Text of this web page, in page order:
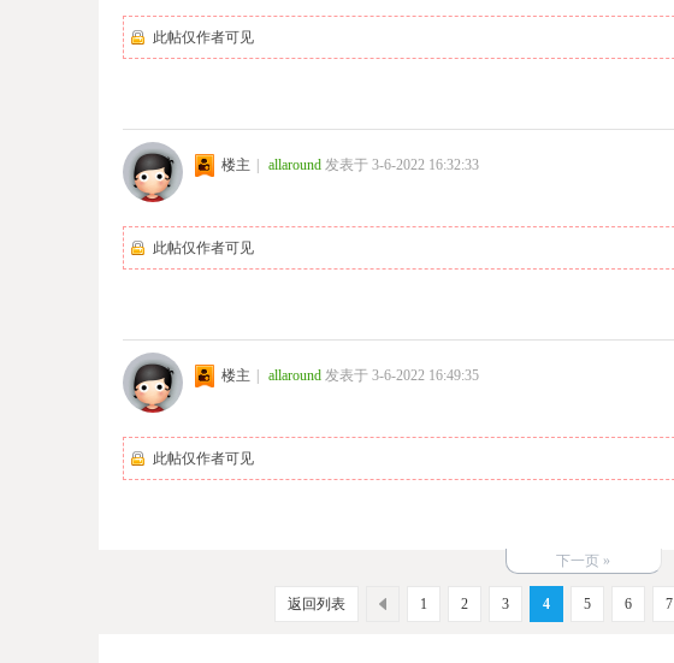
此帖仅作者可见
楼主 | allaround 发表于 3-6-2022 16:32:33
此帖仅作者可见
楼主 | allaround 发表于 3-6-2022 16:49:35
此帖仅作者可见
下一页 »
1 2 3 4 5 6 7
返回列表